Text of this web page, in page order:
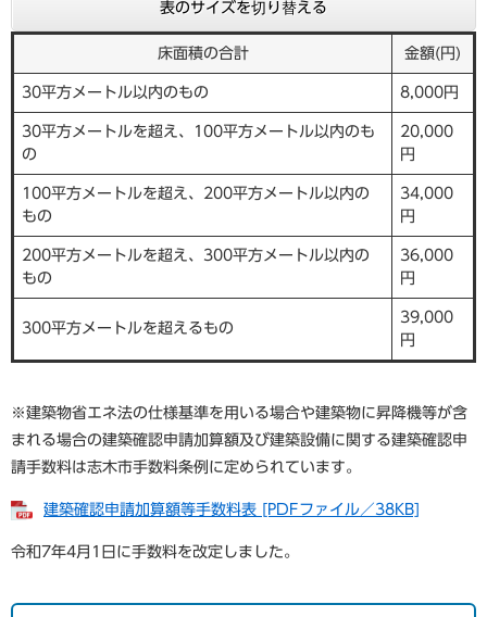
表のサイズを切り替える
床面積の合計 金額(円)
30平方メートル以内のもの 8,000円
30平方メートルを超え、100平方メートル以内のも
の
20,000
円
100平方メートルを超え、200平方メートル以内の
もの
34,000
円
200平方メートルを超え、300平方メートル以内の
もの
36,000
円
300平方メートルを超えるもの
39,000
円
※建築物省エネ法の仕様基準を用いる場合や建築物に昇降機等が含
まれる場合の建築確認申請加算額及び建築設備に関する建築確認申
請手数料は志木市手数料条例に定められています。
建築確認申請加算額等手数料表 [PDFファイル／38KB]
令和7年4月1日に手数料を改定しました。